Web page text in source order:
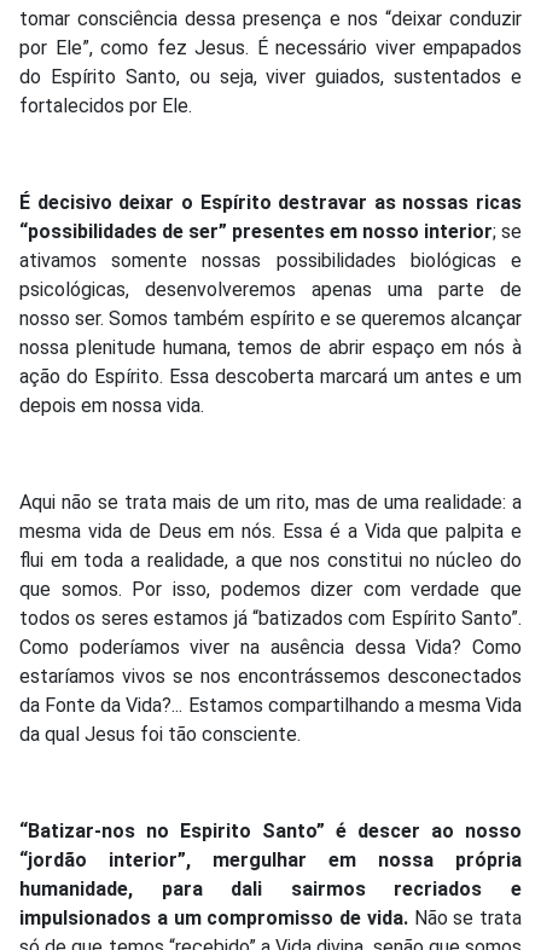
tomar consciência dessa presença e nos “deixar conduzir
por Ele”, como fez Jesus. É necessário viver empapados
do Espírito Santo, ou seja, viver guiados, sustentados e
fortalecidos por Ele.
É decisivo deixar o Espírito destravar as nossas ricas
“possibilidades de ser” presentes em nosso interior; se
ativamos somente nossas possibilidades biológicas e
psicológicas, desenvolveremos apenas uma parte de
nosso ser. Somos também espírito e se queremos alcançar
nossa plenitude humana, temos de abrir espaço em nós à
ação do Espírito. Essa descoberta marcará um antes e um
depois em nossa vida.
Aqui não se trata mais de um rito, mas de uma realidade: a
mesma vida de Deus em nós. Essa é a Vida que palpita e
flui em toda a realidade, a que nos constitui no núcleo do
que somos. Por isso, podemos dizer com verdade que
todos os seres estamos já “batizados com Espírito Santo”.
Como poderíamos viver na ausência dessa Vida? Como
estaríamos vivos se nos encontrássemos desconectados
da Fonte da Vida?... Estamos compartilhando a mesma Vida
da qual Jesus foi tão consciente.
“Batizar-nos no Espirito Santo” é descer ao nosso
“jordão interior”, mergulhar em nossa própria
humanidade, para dali sairmos recriados e
impulsionados a um compromisso de vida.Não se trata